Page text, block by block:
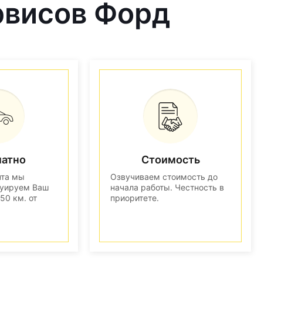
Форд
мы
Ваш
км. от
Стоимость
Озвучиваем стоимость до
начала работы. Честность в
приоритете.